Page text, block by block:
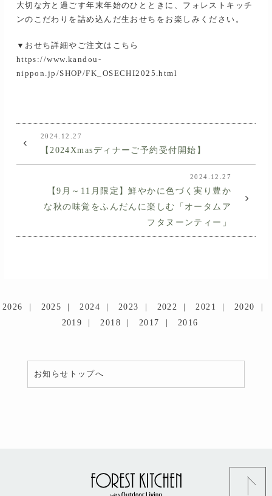
大切な方と過ごす年末年始のひとときに、フォレストキッチ
ンのこだわりを詰め込んだ生おせちをお楽しみください。
▼おせち詳細やご注文はこちら
https://www.kandou-
nippon.jp/SHOP/FK_OSECHI2025.html
2024.12.27
【2024Xmasディナーご予約受付開始】
2024.12.27
【9月～11月限定】鮮やかに色づく実り豊か
な秋の味覚をふんだんに楽しむ「オータムア
フタヌーンティー」
2026 2025 2024 2023 2022 2021
2020
2019
2018 2017 2016
お知らせトップへ